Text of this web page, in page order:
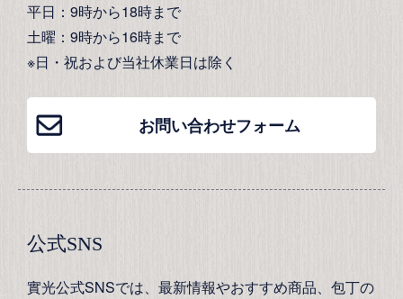
平日：9時から18時まで
土曜：9時から16時まで
※日・祝および当社休業日は除く
お問い合わせフォーム
公式SNS
實光公式SNSでは、最新情報やおすすめ商品、包丁の